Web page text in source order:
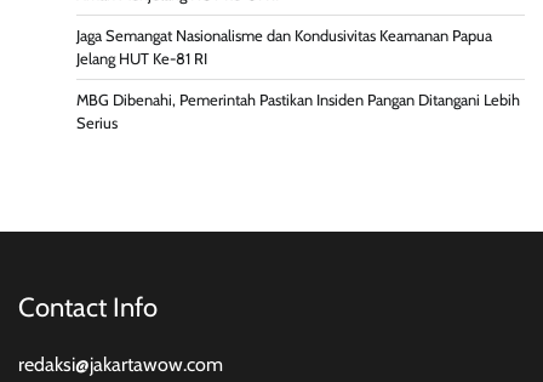
Jaga Semangat Nasionalisme dan Kondusivitas Keamanan Papua
Jelang HUT Ke-81 RI
MBG Dibenahi, Pemerintah Pastikan Insiden Pangan Ditangani Lebih
Serius
Contact Info
redaksi@jakartawow.com